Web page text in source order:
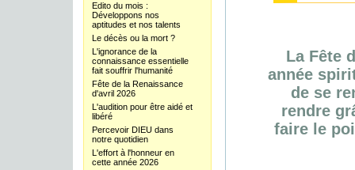
La Fête
année
de se
rendre
faire le
Edito du mois :
Développons nos
aptitudes et nos talents
Le décès ou la mort ?
L'ignorance de la
connaissance essentielle
fait souffrir l'humanité
Fête de la Renaissance
d'avril 2026
L'audition pour être aidé et
libéré
Percevoir DIEU dans
notre quotidien
L'effort à l'honneur en
cette année 2026